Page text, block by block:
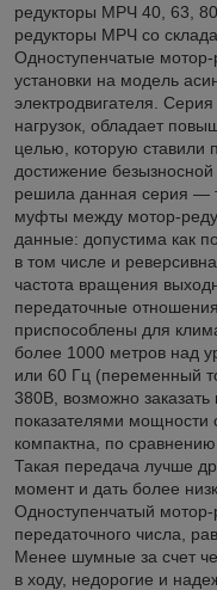
редукторы МРЧ 40, 63,
редукторы МРЧ со
Одноступенчатые
установки на модель
электродвигателя.
нагрузок, обладает
целью, которую
достижение
решила данная серия —
муфты между мотор-
данные: допустима как
в том числе и
частота вращения
передаточные
приспособлены для
более 1000 метров над
или 60 Гц (переменный
380В, возможно
показателями
компактна, по
Такая передача лучше
момент и дать более
Одноступенчатый
передаточного числа,
Менее шумные за счет
в ходу, недорогие и